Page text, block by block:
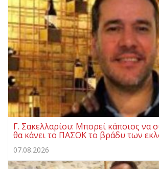
Γ. Σακελλαρίου: Μπορεί κάποιος να
θα κάνει το ΠΑΣΟΚ το βράδυ των
07.08.2026